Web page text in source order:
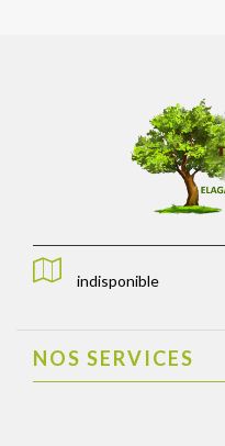
indisponible
NOS SERVICES